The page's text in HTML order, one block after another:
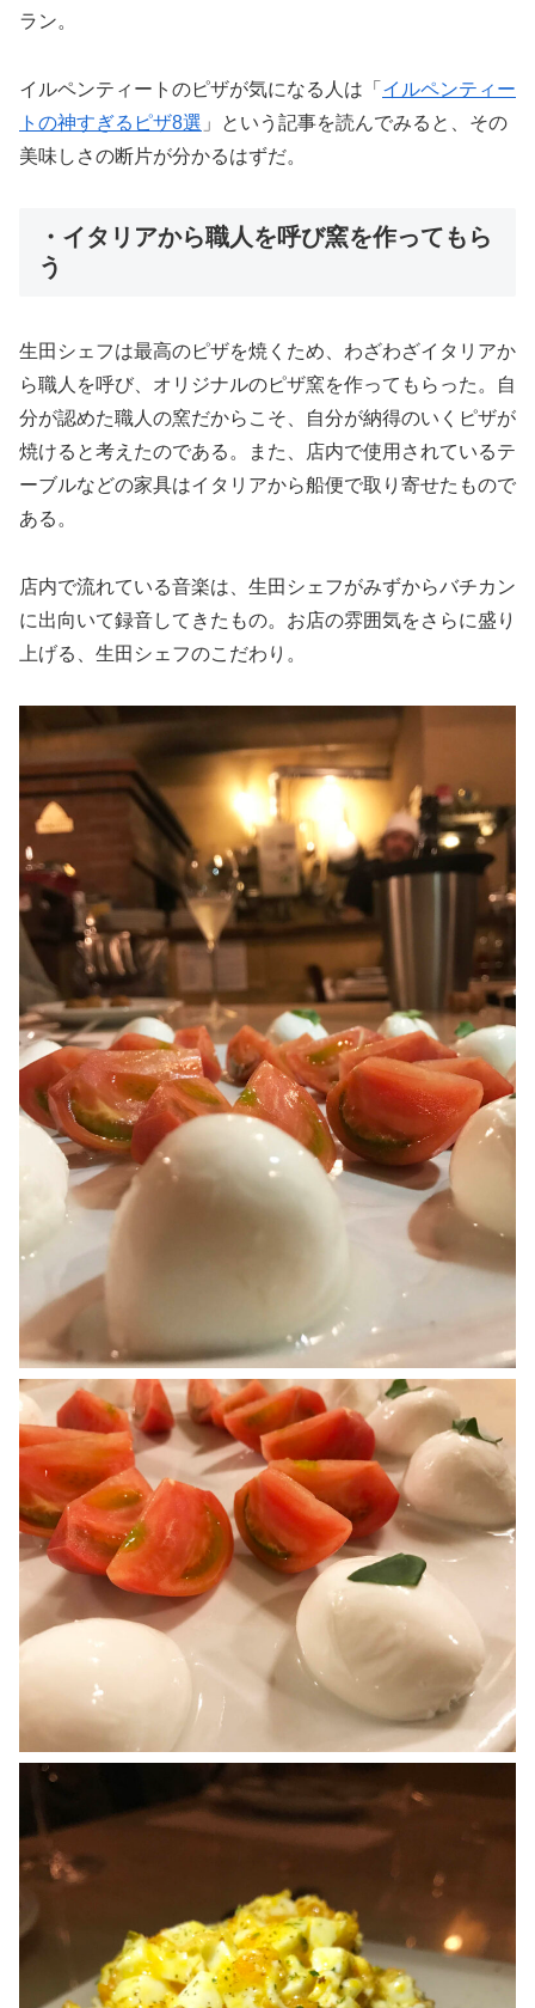
ラン。
イルペンティートのピザが気になる人は「 イルペンティー
トの神すぎるピザ8選 」という記事を読んでみると、その
美味しさの断片が分かるはずだ。
・イタリアから職人を呼び窯を作ってもら
う
生田シェフは最高のピザを焼くため、わざわざイタリアか
ら職人を呼び、オリジナルのピザ窯を作ってもらった。自
分が認めた職人の窯だからこそ、自分が納得のいくピザが
焼けると考えたのである。また、店内で使用されているテ
ーブルなどの家具はイタリアから船便で取り寄せたもので
ある。
店内で流れている音楽は、生田シェフがみずからバチカン
に出向いて録音してきたもの。お店の雰囲気をさらに盛り
上げる、生田シェフのこだわり。